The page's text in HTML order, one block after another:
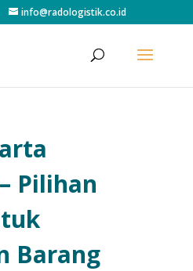
info@radologistik.co.id
Pilihan
Barang